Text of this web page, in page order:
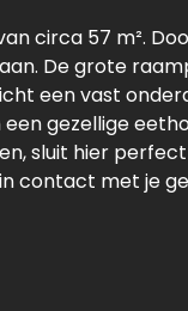
circa 57 m².
De grote
een vast
gezellige
sluit hier
contact met je
beide